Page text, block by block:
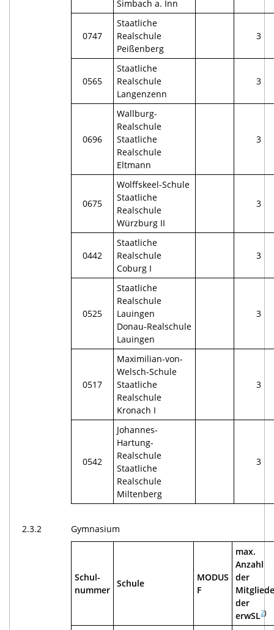
Simbach a. Inn
0747
Staatliche
Realschule
Peißenberg
3
0565
Staatliche
Realschule
Langenzenn
3
0696
Wallburg-
Realschule
Staatliche
Realschule
Eltmann
3
0675
Wolffskeel-Schule
Staatliche
Realschule
Würzburg II
3
0442
Staatliche
Realschule
Coburg I
3
0525
Staatliche
Realschule
Lauingen
Donau-Realschule
Lauingen
3
0517
Maximilian-von-
Welsch-Schule
Staatliche
Realschule
Kronach I
3
0542
Johannes-
Hartung-
Realschule
Staatliche
Realschule
Miltenberg
3
2.3.2 Gymnasium
Schul-
nummer
Schule
MODUS
F
max.
Anzahl
der
der
erwSL2)